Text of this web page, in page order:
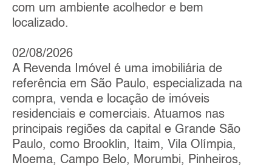
com um ambiente acolhedor e bem
localizado.
02/08/2026
A Revenda Imóvel é uma imobiliária de
referência em São Paulo, especializada na
compra, venda e locação de imóveis
residenciais e comerciais. Atuamos nas
principais regiões da capital e Grande São
Paulo, como Brooklin, Itaim, Vila Olímpia,
Moema, Campo Belo, Morumbi, Pinheiros,